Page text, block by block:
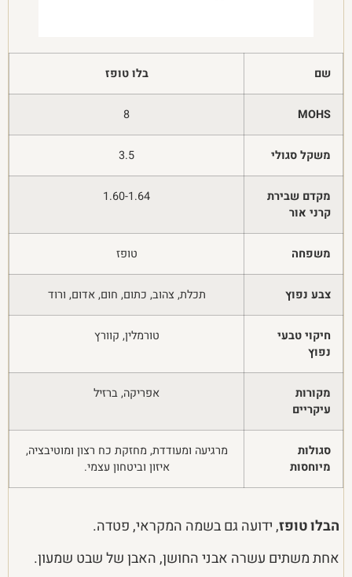
שם בלו טופז
MOHS
8
משקל סגולי 3.5
מקדם שבירת
קרני אור
1.60-1.64
משפחה טופז
צבע נפוץ תכלת, צהוב, כתום, חום, אדום, ורוד
חיקוי טבעי
נפוץ
טורמלין, קוורץ
מקורות
עיקריים
אפריקה, ברזיל
סגולות
מיוחסות
מרגיעה ומעודדת, מחזקת כח רצון ומוטיבציה,
איזון וביטחון עצמי.
הבלו טופז, ידועה גם בשמה המקראי, פטדה.
אחת משתים עשרה אבני החושן, האבן של שבט שמעון.